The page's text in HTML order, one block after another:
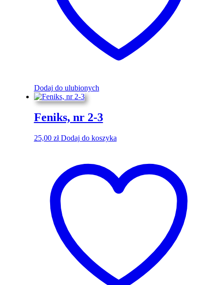
Dodaj do ulubionych
Feniks, nr 2-3
25,00 zł Dodaj do koszyka